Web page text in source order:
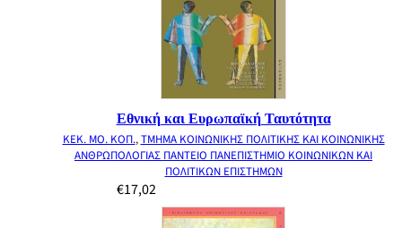
Εθνική και Ευρωπαϊκή Ταυτότητα
ΚΕΚ. ΜΟ. ΚΟΠ.,ΤΜΗΜΑ ΚΟΙΝΩΝΙΚΗΣ ΠΟΛΙΤΙΚΗΣ ΚΑΙ ΚΟΙΝΩΝΙΚΗΣ
ΑΝΘΡΩΠΟΛΟΓΙΑΣ ΠΑΝΤΕΙΟ ΠΑΝΕΠΙΣΤΗΜΙΟ ΚΟΙΝΩΝΙΚΩΝ ΚΑΙ
ΠΟΛΙΤΙΚΩΝ ΕΠΙΣΤΗΜΩΝ
€17,02